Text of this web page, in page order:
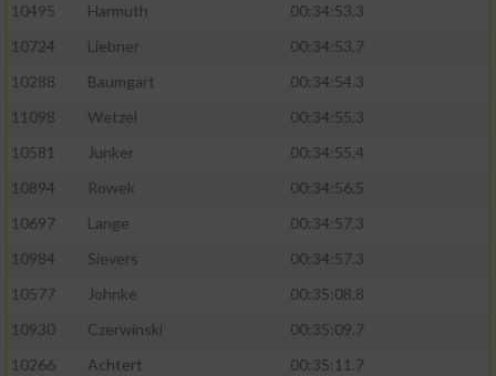
10495
Harmuth
00:34:53.3
10724
Liebner
00:34:53.7
10288
Baumgart
00:34:54.3
11098
Wetzel
00:34:55.3
10581
Junker
00:34:55.4
10894
Rowek
00:34:56.5
10697
Lange
00:34:57.3
10984
Sievers
00:34:57.3
10577
Johnke
00:35:08.8
10930
Czerwinski
00:35:09.7
10266
Achtert
00:35:11.7